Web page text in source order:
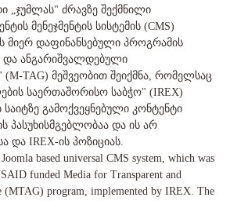
„ჯუმლას" ძრავზე შექმნილი
მენეჯმენტის სისტემის (CMS)
მიერ დაფინანსებული პროგრამის
და ანგარიშვალდებული
TAG) მეშვეობით შეიქმნა, რომელსაც
საერთაშორისო საბჭო" (IREX)
გამოქვეყნებული კონტენტი
პასუხისმგებლობაა და ის არ
და IREX-ის პოზიციას.
based universal CMS system, which was
funded Media for Transparent and
(MTAG) program, implemented by IREX. The